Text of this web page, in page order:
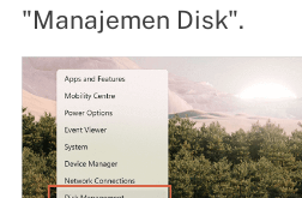
"Manajemen Disk".